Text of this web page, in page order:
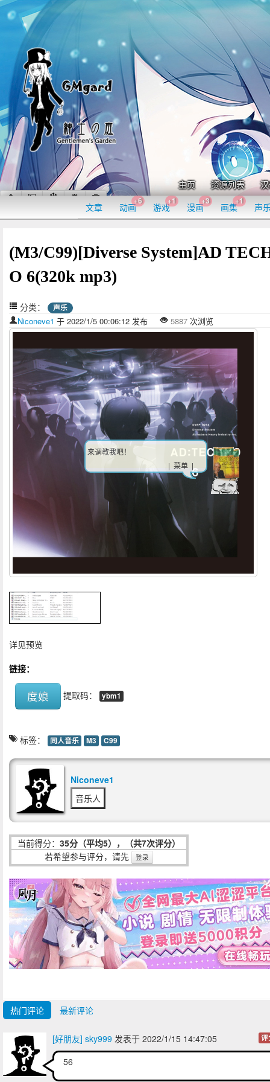
主页 资源列表
文章 动画
+6
游戏
+1
漫画
+3
画集
+1
声
(M3/C99)[Diverse System]AD
O 6(320k mp3)
分类： 声乐
Niconeve1 于 2022/1/5 00:06:12 发布 5887 次浏览
详见预览
链接：
度娘 提取码： ybm1
标签： 同人音乐 M3 C99
Niconeve1
音乐人
当前得分： 35分（平均5），（共7次评分）
若希望参与评分，请先
登录
热门评论 最新评论
[好朋友] sky999 发表于 2022/1/15 14:47:05 评
56
来调教我吧！
| 菜单 |